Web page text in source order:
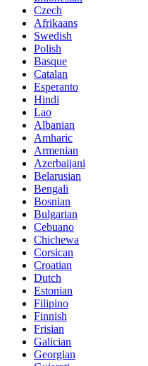
Czech
Afrikaans
Swedish
Polish
Basque
Catalan
Esperanto
Hindi
Lao
Albanian
Amharic
Armenian
Azerbaijani
Belarusian
Bengali
Bosnian
Bulgarian
Cebuano
Chichewa
Corsican
Croatian
Dutch
Estonian
Filipino
Finnish
Frisian
Galician
Georgian